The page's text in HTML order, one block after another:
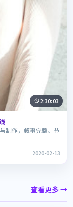
2:30:03
制作，叙事完整、节
2020-02-13
查看更多 →